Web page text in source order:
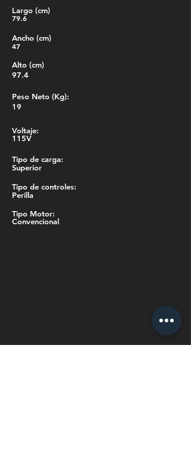
Largo (cm)
79.6
Ancho (cm)
47
Alto (cm)
97.4
Peso Neto (Kg):
19
Voltaje:
115V
Tipo de carga:
Superior
Tipo de controles:
Perilla
Tipo Motor:
Convencional